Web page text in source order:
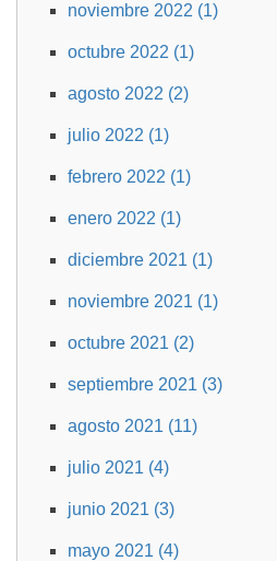
noviembre 2022 (1)
octubre 2022 (1)
agosto 2022 (2)
julio 2022 (1)
febrero 2022 (1)
enero 2022 (1)
diciembre 2021 (1)
noviembre 2021 (1)
octubre 2021 (2)
septiembre 2021 (3)
agosto 2021 (11)
julio 2021 (4)
junio 2021 (3)
mayo 2021 (4)